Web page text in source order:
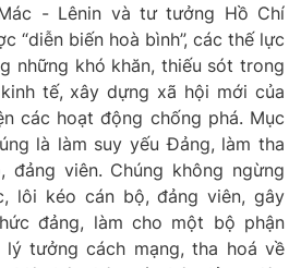
- Lênin và tư tưởng Hồ Chí
“diễn biến hoà bình”, các thế lực
những khó khăn, thiếu sót trong
tế, xây dựng xã hội mới của
các hoạt động chống phá. Mục
là làm suy yếu Đảng, làm tha
đảng viên. Chúng không ngừng
lôi kéo cán bộ, đảng viên, gây
đảng, làm cho một bộ phận
lý tưởng cách mạng, tha hoá về